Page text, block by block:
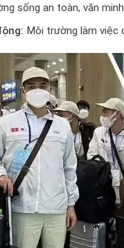
sống an toàn, văn
Môi trường làm việc